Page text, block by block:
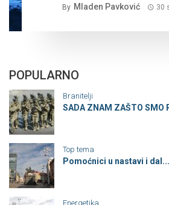
By Mladen Pavković 30
POPULARNO
Branitelji
SADA ZNAM ZAŠTO SMO
Top tema
Pomoćnici u nastavi i dal...
Energetika